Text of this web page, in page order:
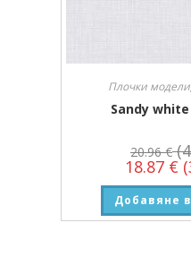
Плочки модели
Sandy
20.96€
18.87 €
Добавяне